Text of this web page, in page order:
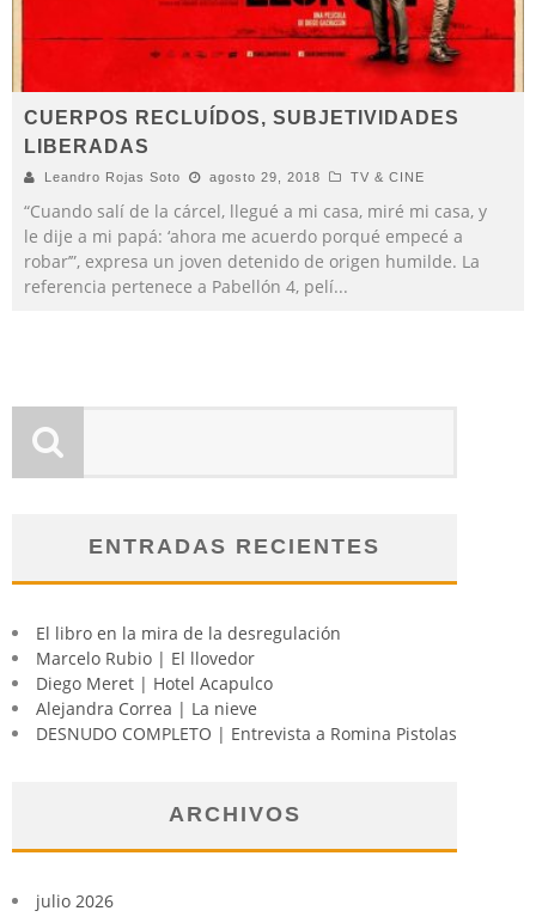
CUERPOS RECLUÍDOS, SUBJETIVIDADES
LIBERADAS
Leandro Rojas Soto agosto 29, 2018 TV & CINE
“Cuando salí de la cárcel, llegué a mi casa, miré mi casa, y
le dije a mi papá: ‘ahora me acuerdo porqué empecé a
robar’”, expresa un joven detenido de origen humilde. La
referencia pertenece a Pabellón 4, pelí...
ENTRADAS RECIENTES
El libro en la mira de la desregulación
Marcelo Rubio | El llovedor
Diego Meret | Hotel Acapulco
Alejandra Correa | La nieve
DESNUDO COMPLETO | Entrevista a Romina Pistolas
ARCHIVOS
julio 2026